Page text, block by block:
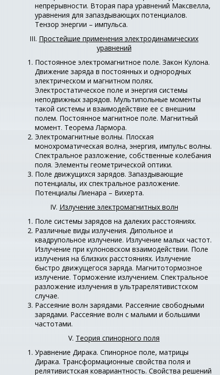
непрерывности. Вторая пара уравнений Максвелла,
уравнения для запаздывающих потенциалов.
Тензор энергии – импульса.
III. Простейшие применения электродинамических
уравнений
Постоянное электромагнитное поле. Закон Кулона.
Движение заряда в постоянных и однородных
электрическом и магнитном полях.
Электростатическое поле и энергия системы
неподвижных зарядов. Мультипольные моменты
такой системы и взаимодействие ее с внешним
полем. Постоянное магнитное поле. Магнитный
момент. Теорема Лармора.
Электромагнитные волны. Плоская
монохроматическая волна, энергия, импульс волны.
Спектральное разложение, собственные колебания
поля. Элементы геометрической оптики.
Поле движущихся зарядов. Запаздывающие
потенциалы, их спектральное разложение.
Потенциалы Лиенара – Вихерта.
IV. Излучение электромагнитных волн
Поле системы зарядов на далеких расстояниях.
Различные виды излучения. Дипольное и
квадрупольное излучение. Излучение малых частот.
Излучение при кулоновском взаимодействии. Поле
излучения на близких расстояниях. Излучение
быстро движущегося заряда. Магнитотормозное
излучение. Торможение излучением. Спектральное
разложение излучения в ультрарелятивистском
случае.
Рассеяние волн зарядами. Рассеяние свободными
зарядами. Рассеяние волн с малыми и большими
частотами.
V. Теория спинорного поля
Уравнение Дирака. Спинорное поле, матрицы
Дирака. Трансформационные свойства поля и
релятивистская ковариантность. Свойства решений